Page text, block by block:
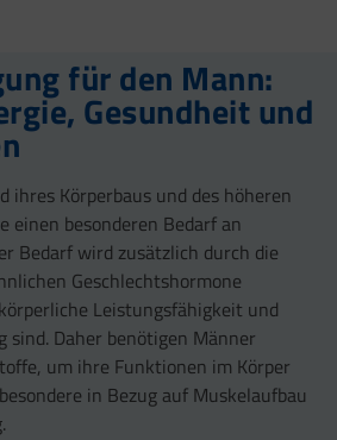
für den Mann:
Gesundheit und
ihres Körperbaus und des höheren
einen besonderen Bedarf an
Bedarf wird zusätzlich durch die
Geschlechtshormone
Leistungsfähigkeit und
Daher benötigen Männer
um ihre Funktionen im Körper
in Bezug auf Muskelaufbau